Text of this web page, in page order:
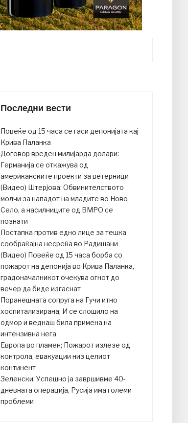
Последни вести
Повеќе од 15 часа се гаси депонијата кај
Крива Паланка
Договор вреден милијарда долари:
Германија се откажува од
американските проекти за ветерници
(Видео) Штерјова: Обвинителството
молчи за нападот на младите во Ново
Село, а насилниците од ВМРО се
познати
Постапка против едно лице за тешка
сообраќајна несреќа во Радишани
(Видео) Повеќе од 15 часа борба со
пожарот на депонија во Крива Паланка,
градоначалникот очекува огнот до
вечер да биде изгаснат
Поранешната сопруга на Гучи итно
хоспитализирана; И се слошило на
одмор и веднаш била примена на
интензивна нега
Европа во пламен; Пожарот излезе од
контрола, евакуации низ целиот
континент
Зеленски: Успешно ја завршивме 40-
дневната операција, Русија има големи
проблеми